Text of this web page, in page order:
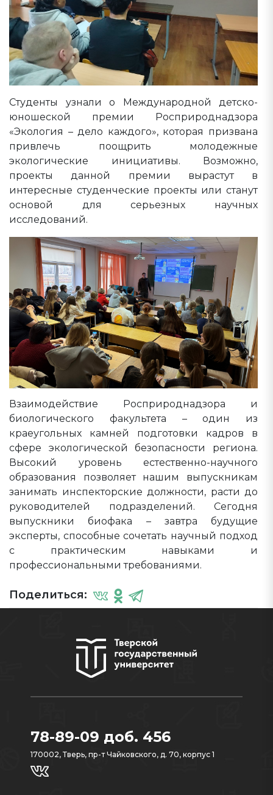
Студенты узнали о Международной детско-
юношеской премии Росприроднадзора
«Экология – дело каждого», которая призвана
привлечь поощрить молодежные
экологические инициативы. Возможно,
проекты данной премии вырастут в
интересные студенческие проекты или станут
основой для серьезных научных
исследований.
Взаимодействие Росприроднадзора и
биологического факультета – один из
краеугольных камней подготовки кадров в
сфере экологической безопасности региона.
Высокий уровень естественно-научного
образования позволяет нашим выпускникам
занимать инспекторские должности, расти до
руководителей подразделений. Сегодня
выпускники биофака – завтра будущие
эксперты, способные сочетать научный подход
с практическим навыками и
профессиональными требованиями.
Поделиться:
78-89-09 доб. 456
170002, Тверь, пр-т Чайковского, д. 70, корпус 1